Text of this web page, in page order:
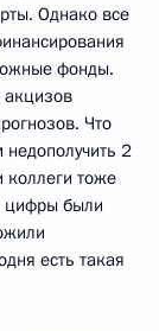
Однако все
фонды.
акцизов
Что
2
тоже
цифры были
есть такая